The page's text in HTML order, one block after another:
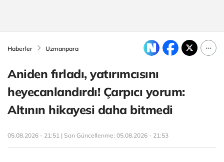
Haberler Uzmanpara
Aniden fırladı, yatırımcısını
heyecanlandırdı! Çarpıcı yorum:
Altının hikayesi daha bitmedi
05.08.2026 - 21:51 | Son Güncellenme: 05.08.2026 - 21:53